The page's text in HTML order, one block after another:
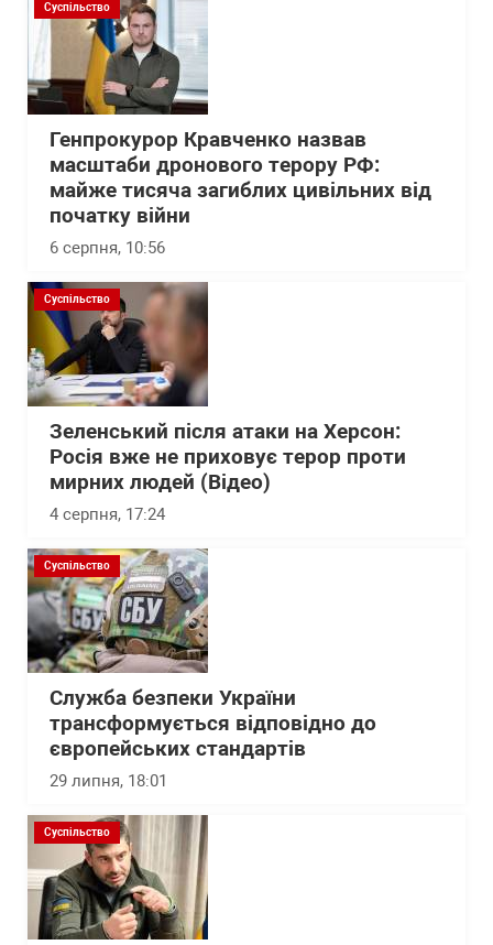
Суспільство
Генпрокурор Кравченко назвав
масштаби дронового терору РФ:
майже тисяча загиблих цивільних від
початку війни
6 серпня, 10:56
Суспільство
Зеленський після атаки на Херсон:
Росія вже не приховує терор проти
мирних людей (Відео)
4 серпня, 17:24
Суспільство
Служба безпеки України
трансформується відповідно до
європейських стандартів
29 липня, 18:01
Суспільство